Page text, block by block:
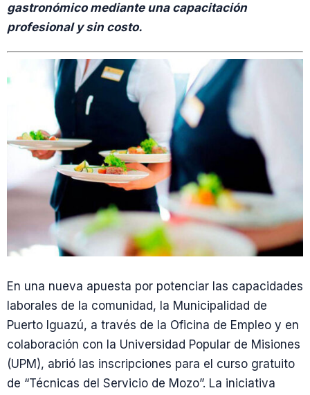
gastronómico mediante una capacitación
profesional y sin costo.
En una nueva apuesta por potenciar las capacidades
laborales de la comunidad, la Municipalidad de
Puerto Iguazú, a través de la Oficina de Empleo y en
colaboración con la Universidad Popular de Misiones
(UPM), abrió las inscripciones para el curso gratuito
de “Técnicas del Servicio de Mozo”. La iniciativa